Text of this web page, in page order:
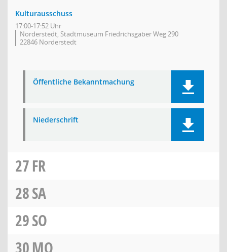
Kulturausschuss
17:00-17:52 Uhr
Norderstedt, Stadtmuseum Friedrichsgaber Weg 290
22846 Norderstedt
Öffentliche Bekanntmachung
Niederschrift
27FR
28SA
29SO
30MO